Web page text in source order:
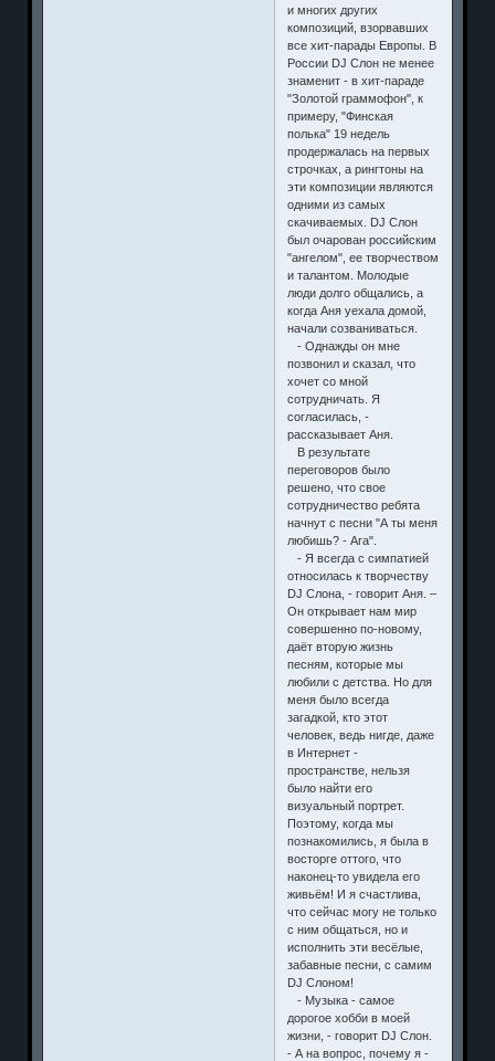
"А ты меня любишь? - Ага"
и многих других
композиций, взорвавших
все хит-парады Европы. В
России DJ Слон не менее
знаменит - в хит-параде
"Золотой граммофон", к
примеру, "Финская
полька" 19 недель
продержалась на первых
строчках, а рингтоны на
эти композиции являются
одними из самых
скачиваемых. DJ Слон
был очарован российским
"ангелом", ее творчеством
и талантом. Молодые
люди долго общались, а
когда Аня уехала домой,
начали созваниваться.
- Однажды он мне
позвонил и сказал, что
хочет со мной
сотрудничать. Я
согласилась, -
рассказывает Аня.
В результате
переговоров было
решено, что свое
сотрудничество ребята
начнут с песни "А ты меня
любишь? - Ага".
- Я всегда с симпатией
относилась к творчеству
DJ Слона, - говорит Аня. –
Он открывает нам мир
совершенно по-новому,
даёт вторую жизнь
песням, которые мы
любили с детства. Но для
меня было всегда
загадкой, кто этот
человек, ведь нигде, даже
в Интернет -
пространстве, нельзя
было найти его
визуальный портрет.
Поэтому, когда мы
познакомились, я была в
восторге оттого, что
наконец-то увидела его
живьём! И я счастлива,
что сейчас могу не только
с ним общаться, но и
исполнить эти весёлые,
забавные песни, с самим
DJ Слоном!
- Музыка - самое
дорогое хобби в моей
жизни, - говорит DJ Слон.